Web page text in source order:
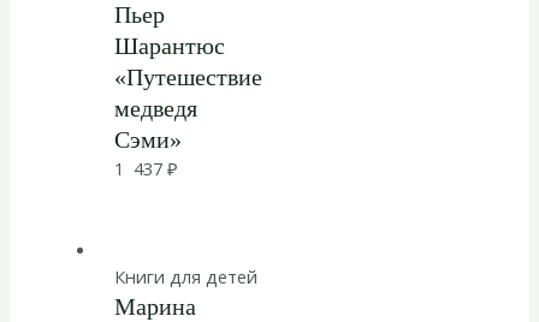
Пьер
Шарантюс
«Путешествие
медведя
Сэми»
1 437₽
Книги для детей
Марина